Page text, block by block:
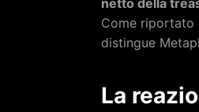
Come riportato
distingue
La